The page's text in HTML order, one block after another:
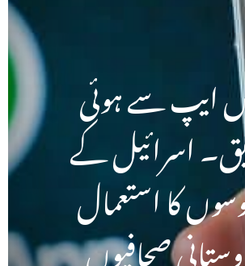
ایپ سے ہوئی
اسرائیل کے
کا استعمال
صحافیوں